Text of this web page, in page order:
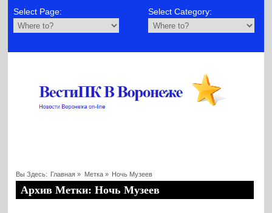
Select Page: Select Category:
Вы Здесь: Главная » Метка » Ночь Музеев
Архив Метки: Ночь Музеев